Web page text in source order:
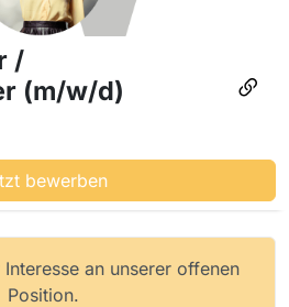
/
(m/w/d)
bewerben
an unserer offenen
Position.